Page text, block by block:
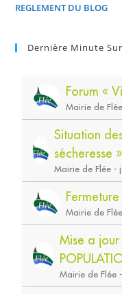
REGLEMENT DU BLOG
Dernière Minute